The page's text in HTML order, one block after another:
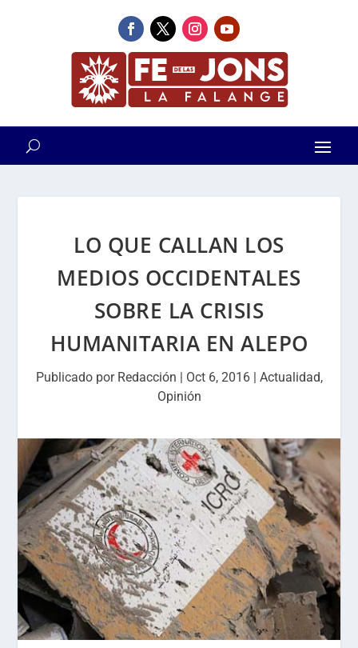
LO QUE CALLAN LOS
MEDIOS OCCIDENTALES
SOBRE LA CRISIS
HUMANITARIA EN ALEPO
Publicado por Redacción | Oct 6, 2016| Actualidad,
Opinión